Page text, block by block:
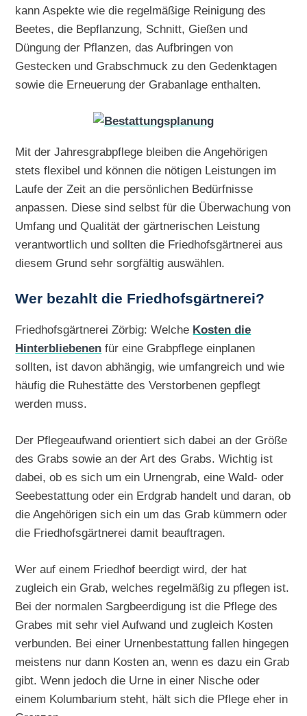
kann Aspekte wie die regelmäßige Reinigung des
Beetes, die Bepflanzung, Schnitt, Gießen und
Düngung der Pflanzen, das Aufbringen von
Gestecken und Grabschmuck zu den Gedenktagen
sowie die Erneuerung der Grabanlage enthalten.
Mit der Jahresgrabpflege bleiben die Angehörigen
stets flexibel und können die nötigen Leistungen im
Laufe der Zeit an die persönlichen Bedürfnisse
anpassen. Diese sind selbst für die Überwachung von
Umfang und Qualität der gärtnerischen Leistung
verantwortlich und sollten die Friedhofsgärtnerei aus
diesem Grund sehr sorgfältig auswählen.
Wer bezahlt die Friedhofsgärtnerei?
Friedhofsgärtnerei Zörbig: Welche Kosten die
Hinterbliebenen für eine Grabpflege einplanen
sollten, ist davon abhängig, wie umfangreich und wie
häufig die Ruhestätte des Verstorbenen gepflegt
werden muss.
Der Pflegeaufwand orientiert sich dabei an der Größe
des Grabs sowie an der Art des Grabs. Wichtig ist
dabei, ob es sich um ein Urnengrab, eine Wald- oder
Seebestattung oder ein Erdgrab handelt und daran, ob
die Angehörigen sich ein um das Grab kümmern oder
die Friedhofsgärtnerei damit beauftragen.
Wer auf einem Friedhof beerdigt wird, der hat
zugleich ein Grab, welches regelmäßig zu pflegen ist.
Bei der normalen Sargbeerdigung ist die Pflege des
Grabes mit sehr viel Aufwand und zugleich Kosten
verbunden. Bei einer Urnenbestattung fallen hingegen
meistens nur dann Kosten an, wenn es dazu ein Grab
gibt. Wenn jedoch die Urne in einer Nische oder
einem Kolumbarium steht, hält sich die Pflege eher in